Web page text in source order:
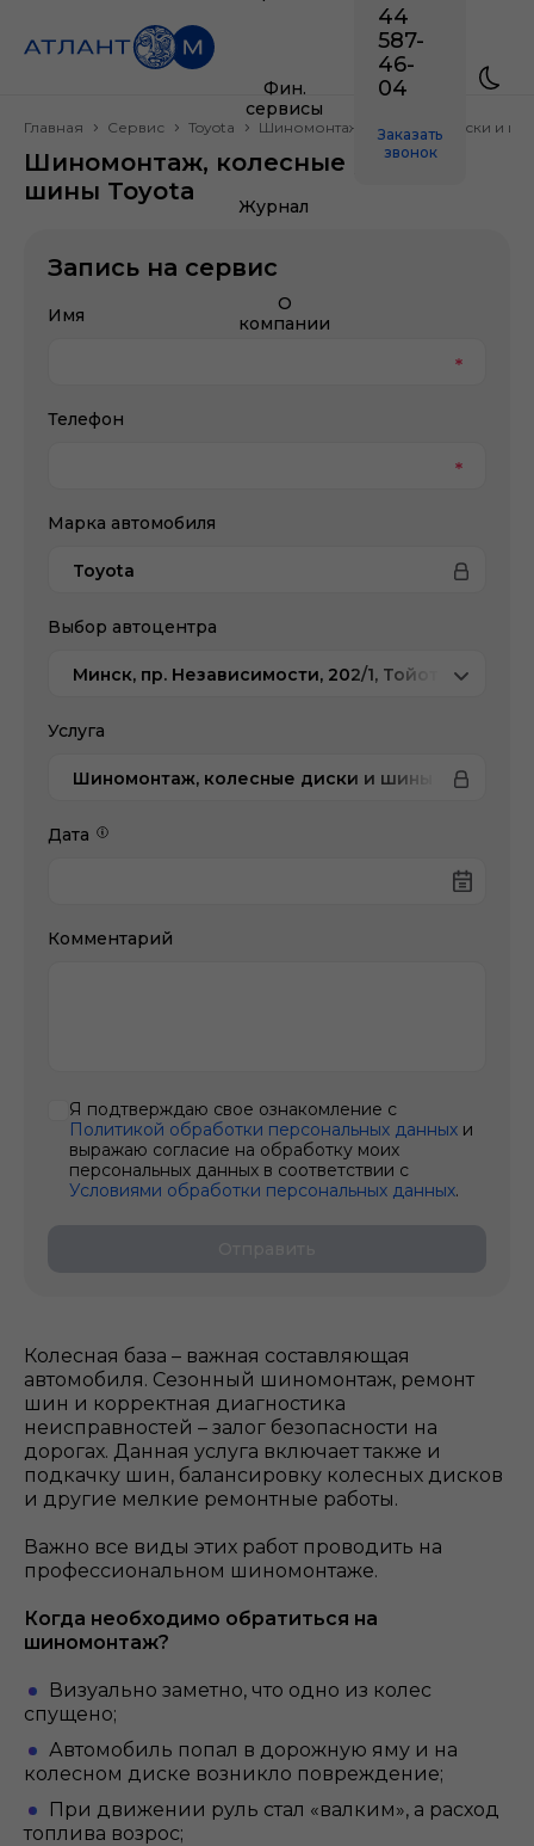
Фин.
сервисы
Журнал
О
компании
44
587-
46-
04
Заказать
звонок
Главная Сервис Toyota Шиномонтаж, колесные диски и
Шиномонтаж, колесные диски и
шины Toyota
Колесная база – важная составляющая
автомобиля. Сезонный шиномонтаж, ремонт
шин и корректная диагностика
неисправностей – залог безопасности на
дорогах. Данная услуга включает также и
подкачку шин, балансировку колесных дисков
и другие мелкие ремонтные работы.
Важно все виды этих работ проводить на
профессиональном шиномонтаже.
Когда необходимо обратиться на
шиномонтаж?
Визуально заметно, что одно из колес
спущено;
Автомобиль попал в дорожную яму и на
колесном диске возникло повреждение;
При движении руль стал «валким», а расход
топлива возрос;
Запись на сервис
Имя
Телефон
Марка автомобиля
Toyota
Выбор автоцентра
Минск, пр. Независимости, 202/1, Тойота Центр
Услуга
Шиномонтаж, колесные диски и шины
Дата
Комментарий
Я подтверждаю свое ознакомление с
Политикой обработки персональных данных и
выражаю согласие на обработку моих
персональных данных в соответствии с
Условиями обработки персональных данных.